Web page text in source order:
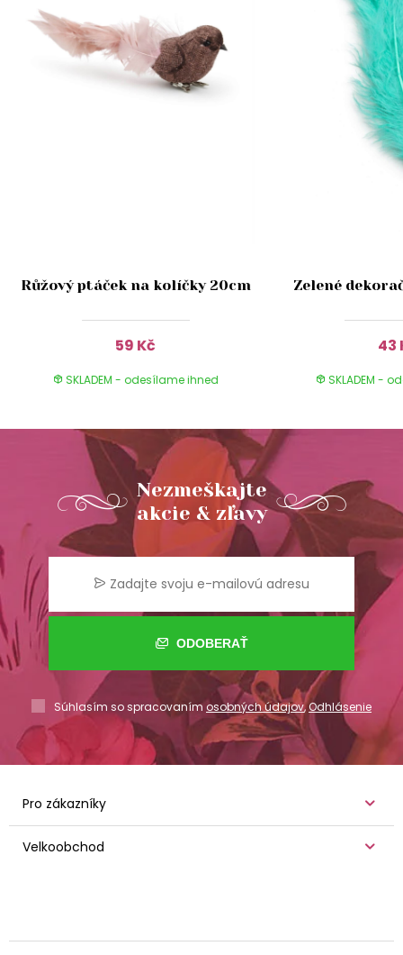
Růžový ptáček na kolíčky 20cm
59 Kč
SKLADEM - odesílame ihned
Zelené
43
SKLADEM -
Nezmeškajte
akcie & zľavy
ODOBERAŤ
Súhlasím so spracovaním osobných údajov,Odhlásenie
Pro zákazníky
Velkoobchod